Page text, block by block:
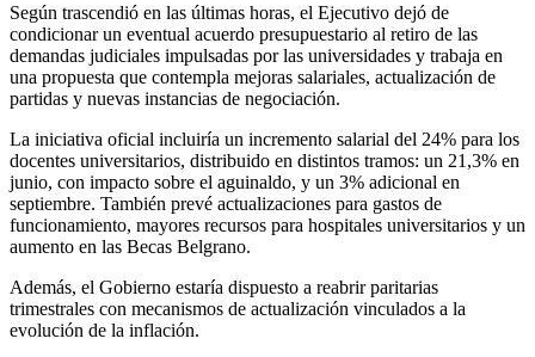
Según trascendió en las últimas horas, el Ejecutivo dejó de
condicionar un eventual acuerdo presupuestario al retiro de las
demandas judiciales impulsadas por las universidades y trabaja en
una propuesta que contempla mejoras salariales, actualización de
partidas y nuevas instancias de negociación.
La iniciativa oficial incluiría un incremento salarial del 24% para los
docentes universitarios, distribuido en distintos tramos: un 21,3% en
junio, con impacto sobre el aguinaldo, y un 3% adicional en
septiembre. También prevé actualizaciones para gastos de
funcionamiento, mayores recursos para hospitales universitarios y un
aumento en las Becas Belgrano.
Además, el Gobierno estaría dispuesto a reabrir paritarias
trimestrales con mecanismos de actualización vinculados a la
evolución de la inflación.